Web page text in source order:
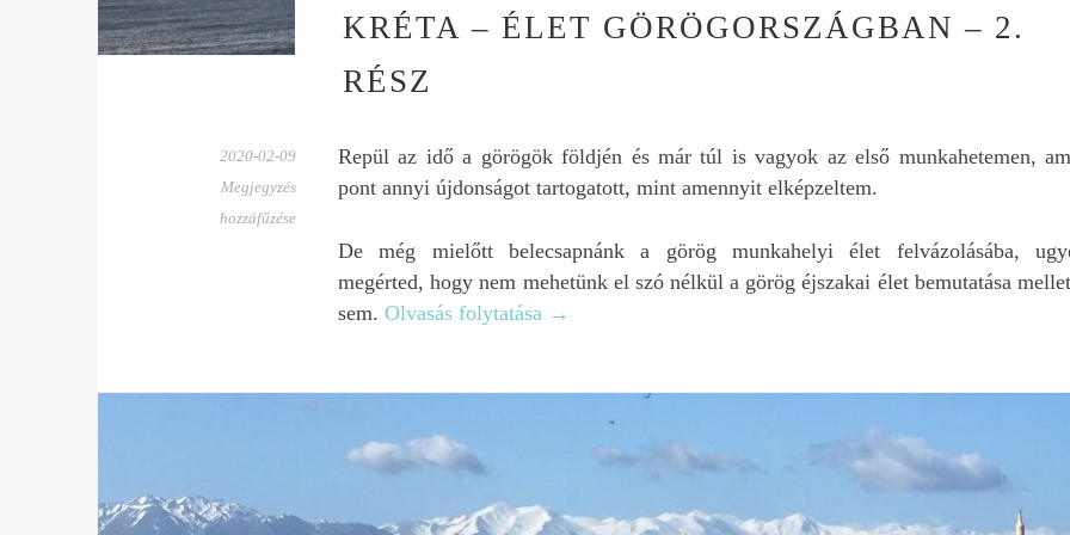
KRÉTA – ÉLET GÖRÖGORSZÁGBAN – 2.
RÉSZ
2020-02-09
Megjegyzés
hozzáfűzése
Repül az idő a görögök földjén és már túl is vagyok az első munkahetemen,
pont annyi újdonságot tartogatott, mint amennyit elképzeltem.
De még mielőtt belecsapnánk a görög munkahelyi élet felvázolásába,
megérted, hogy nem mehetünk el szó nélkül a görög éjszakai élet bemutatása
sem. Olvasás folytatása →